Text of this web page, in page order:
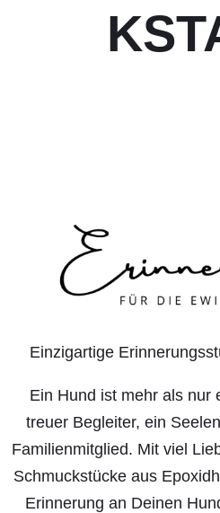
Einzigartige
Ein Hund ist mehr als nur
treuer Begleiter, ein
Familienmitglied. Mit viel
Schmuckstücke aus
Erinnerung an Deinen